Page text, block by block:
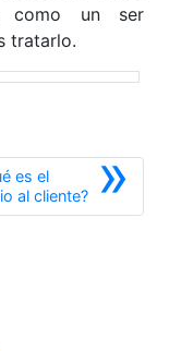
como un ser
tratarlo.
»
es el
al cliente?Siguiente